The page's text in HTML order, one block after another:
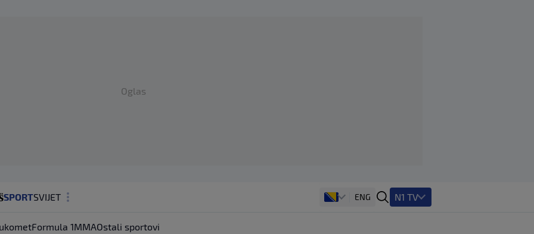
Oglas
SPORTSVIJET
ENG N1 TV
Formula 1MMAOstali sportovi